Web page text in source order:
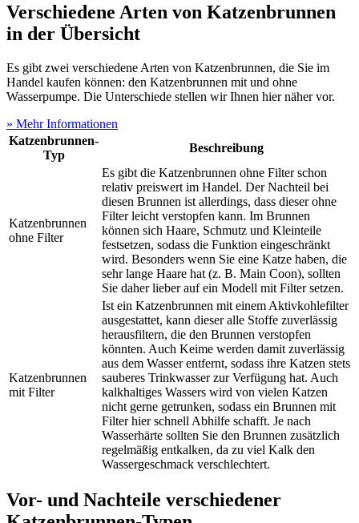
Verschiedene Arten von Katzenbrunnen
in der Übersicht
Es gibt zwei verschiedene Arten von Katzenbrunnen, die Sie im
Handel kaufen können: den Katzenbrunnen mit und ohne
Wasserpumpe. Die Unterschiede stellen wir Ihnen hier näher vor.
» Mehr Informationen
Katzenbrunnen-
Typ
Beschreibung
Katzenbrunnen
ohne Filter
Es gibt die Katzenbrunnen ohne Filter schon
relativ preiswert im Handel. Der Nachteil bei
diesen Brunnen ist allerdings, dass dieser ohne
Filter leicht verstopfen kann. Im Brunnen
können sich Haare, Schmutz und Kleinteile
festsetzen, sodass die Funktion eingeschränkt
wird. Besonders wenn Sie eine Katze haben, die
sehr lange Haare hat (z. B. Main Coon), sollten
Sie daher lieber auf ein Modell mit Filter setzen.
Katzenbrunnen
mit Filter
Ist ein Katzenbrunnen mit einem Aktivkohlefilter
ausgestattet, kann dieser alle Stoffe zuverlässig
herausfiltern, die den Brunnen verstopfen
könnten. Auch Keime werden damit zuverlässig
aus dem Wasser entfernt, sodass ihre Katzen stets
sauberes Trinkwasser zur Verfügung hat. Auch
kalkhaltiges Wassers wird von vielen Katzen
nicht gerne getrunken, sodass ein Brunnen mit
Filter hier schnell Abhilfe schafft. Je nach
Wasserhärte sollten Sie den Brunnen zusätzlich
regelmäßig entkalken, da zu viel Kalk den
Wassergeschmack verschlechtert.
Vor- und Nachteile verschiedener